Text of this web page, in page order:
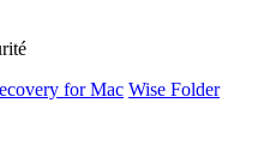
for Mac Wise Folder